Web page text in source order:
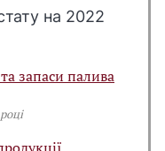
на 2022
запаси палива